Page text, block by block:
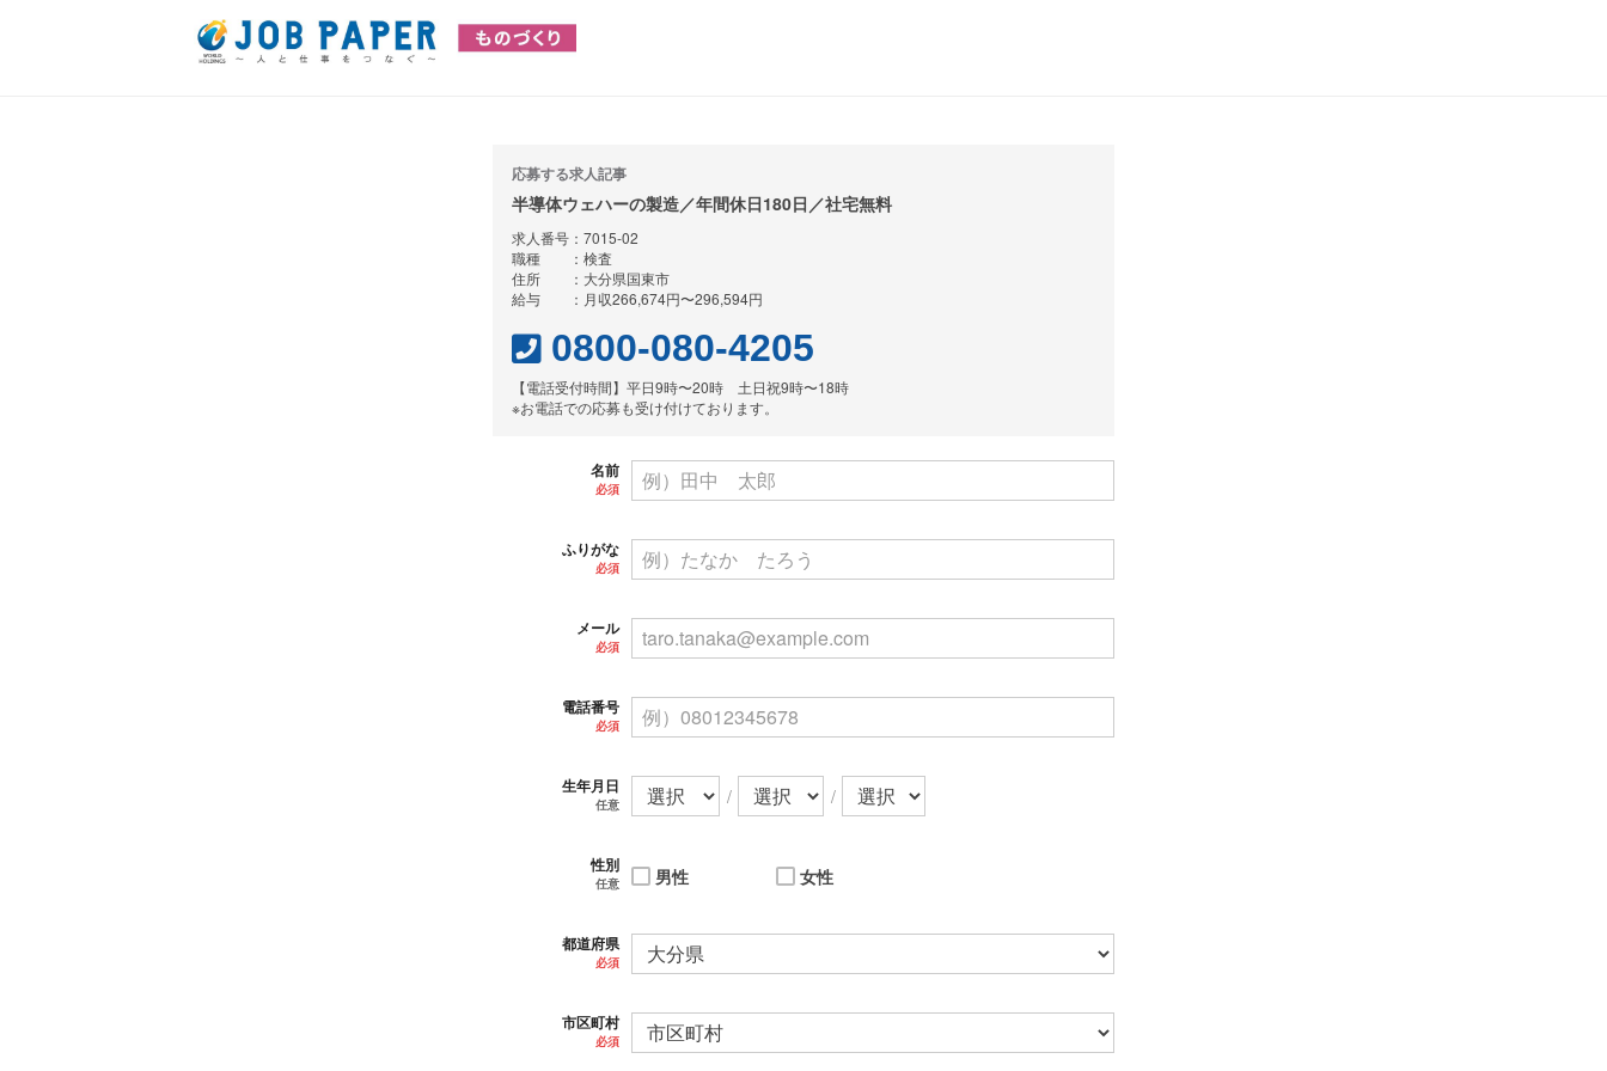
応募する求人記事
半導体ウェハーの製造／年間休日180日／社宅無料
求人番号：7015-02
職種 ：検査
住所 ：大分県国東市
給与 ：月収266,674円〜296,594円
0800-080-4205
【電話受付時間】平日9時〜20時 土日祝9時〜18時
※お電話での応募も受け付けております。
名前
必須
ふりがな
必須
メール
必須
電話番号
必須
生年月日
任意 / /
性別
任意 男性 女性
都道府県
必須
市区町村
必須